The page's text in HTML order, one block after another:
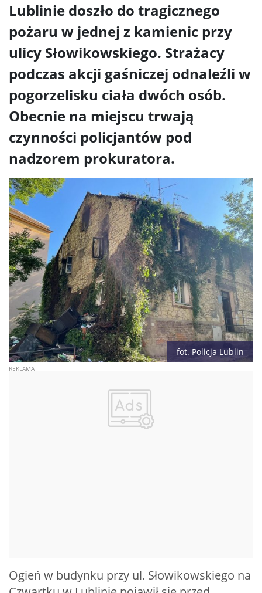
Lublinie doszło do tragicznego
pożaru w jednej z kamienic przy
ulicy Słowikowskiego. Strażacy
podczas akcji gaśniczej odnaleźli w
pogorzelisku ciała dwóch osób.
Obecnie na miejscu trwają
czynności policjantów pod
nadzorem prokuratora.
fot. Policja Lublin
Ogień w budynku przy ul. Słowikowskiego na